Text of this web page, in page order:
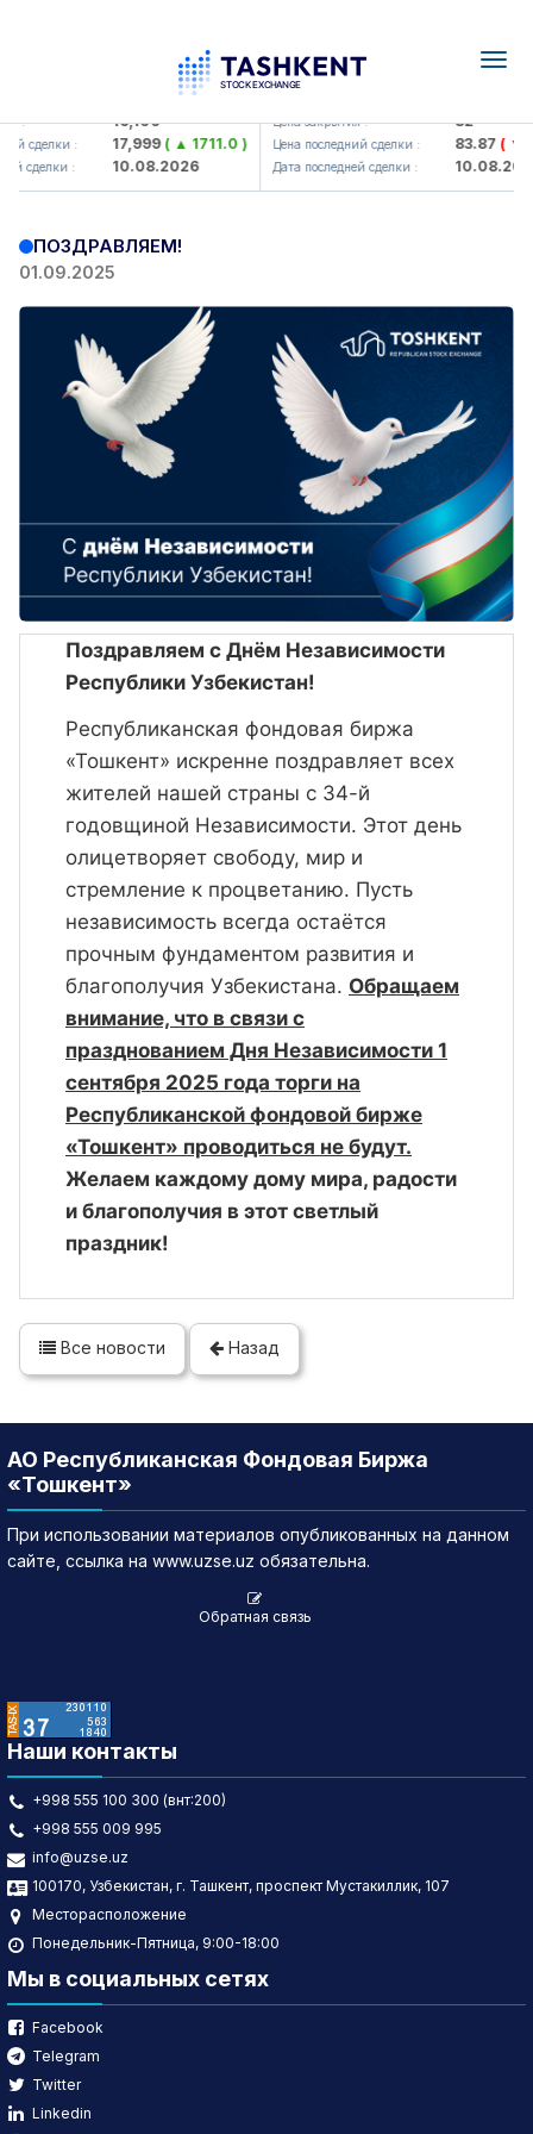
: 16,100
сделки : 17,999( ▲ 1711.0 )
сделки : 10.08.2026
KFSK (<Kafolat sug'urta
Цена закрытия : 82
Цена последний сделки : 83.87( ▼
Дата последней сделки : 10.08.2026
ПОЗДРАВЛЯЕМ!
01.09.2025
Поздравляем с Днём Независимости
Республики Узбекистан!
Республиканская фондовая биржа
«Тошкент» искренне поздравляет всех
жителей нашей страны с 34-й
годовщиной Независимости. Этот день
олицетворяет свободу, мир и
стремление к процветанию. Пусть
независимость всегда остаётся
прочным фундаментом развития и
благополучия Узбекистана. Обращаем
внимание, что в связи с
празднованием Дня Независимости 1
сентября 2025 года торги на
Республиканской фондовой бирже
«Тошкент» проводиться не будут.
Желаем каждому дому мира, радости
и благополучия в этот светлый
праздник!
Все новости Назад
АО Республиканская Фондовая Биржа
«Тошкент»
При использовании материалов опубликованных на данном
сайте, ссылка на www.uzse.uz обязательна.
Обратная связь
Наши контакты
+998 555 100 300 (внт:200)
+998 555 009 995
info@uzse.uz
100170, Узбекистан, г. Ташкент, проспект Мустакиллик, 107
Месторасположение
Понедельник-Пятница, 9:00-18:00
Мы в социальных сетях
Facebook
Telegram
Twitter
Linkedin